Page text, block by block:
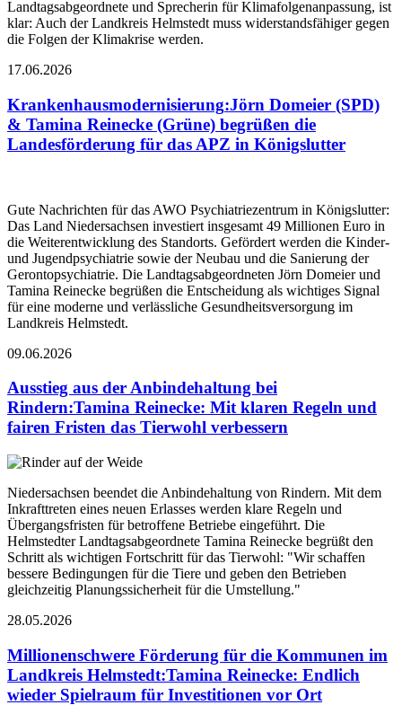
Landtagsabgeordnete und Sprecherin für Klimafolgenanpassung, ist
klar: Auch der Landkreis Helmstedt muss widerstandsfähiger gegen
die Folgen der Klimakrise werden.
17.06.2026
Krankenhausmodernisierung:Jörn Domeier (SPD)
& Tamina Reinecke (Grüne) begrüßen die
Landesförderung für das APZ in Königslutter
Gute Nachrichten für das AWO Psychiatriezentrum in Königslutter:
Das Land Niedersachsen investiert insgesamt 49 Millionen Euro in
die Weiterentwicklung des Standorts. Gefördert werden die Kinder-
und Jugendpsychiatrie sowie der Neubau und die Sanierung der
Gerontopsychiatrie. Die Landtagsabgeordneten Jörn Domeier und
Tamina Reinecke begrüßen die Entscheidung als wichtiges Signal
für eine moderne und verlässliche Gesundheitsversorgung im
Landkreis Helmstedt.
09.06.2026
Ausstieg aus der Anbindehaltung bei
Rindern:Tamina Reinecke: Mit klaren Regeln und
fairen Fristen das Tierwohl verbessern
Niedersachsen beendet die Anbindehaltung von Rindern. Mit dem
Inkrafttreten eines neuen Erlasses werden klare Regeln und
Übergangsfristen für betroffene Betriebe eingeführt. Die
Helmstedter Landtagsabgeordnete Tamina Reinecke begrüßt den
Schritt als wichtigen Fortschritt für das Tierwohl: "Wir schaffen
bessere Bedingungen für die Tiere und geben den Betrieben
gleichzeitig Planungssicherheit für die Umstellung."
28.05.2026
Millionenschwere Förderung für die Kommunen im
Landkreis Helmstedt:Tamina Reinecke: Endlich
wieder Spielraum für Investitionen vor Ort